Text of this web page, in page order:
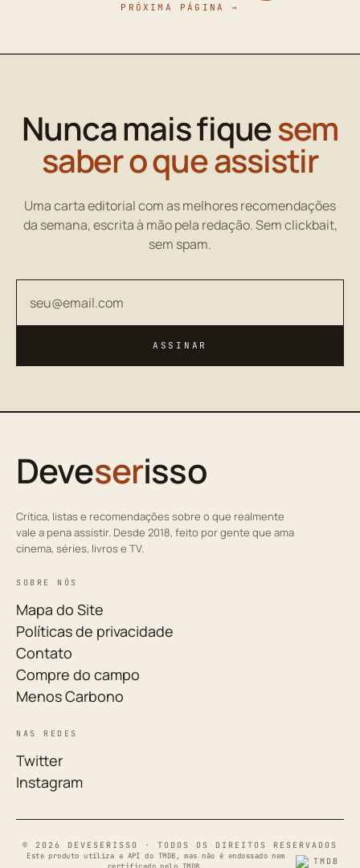
PRÓXIMA PÁGINA →
Nunca mais fiquesem
saber o que assistir
Uma carta editorial com as melhores recomendações
da semana, escrita à mão pela redação. Sem clickbait,
sem spam.
ASSINAR
Deveserisso
Crítica, listas e recomendações sobre o que realmente
vale a pena assistir. Desde 2018, feito por gente que ama
cinema, séries, livros e TV.
SOBRE NÓS
Mapa do Site
Políticas de privacidade
Contato
Compre do campo
Menos Carbono
NAS REDES
Twitter
Instagram
© 2026 DEVESERISSO · TODOS OS DIREITOS RESERVADOS
Este produto utiliza a API do TMDB, mas não é endossado nem